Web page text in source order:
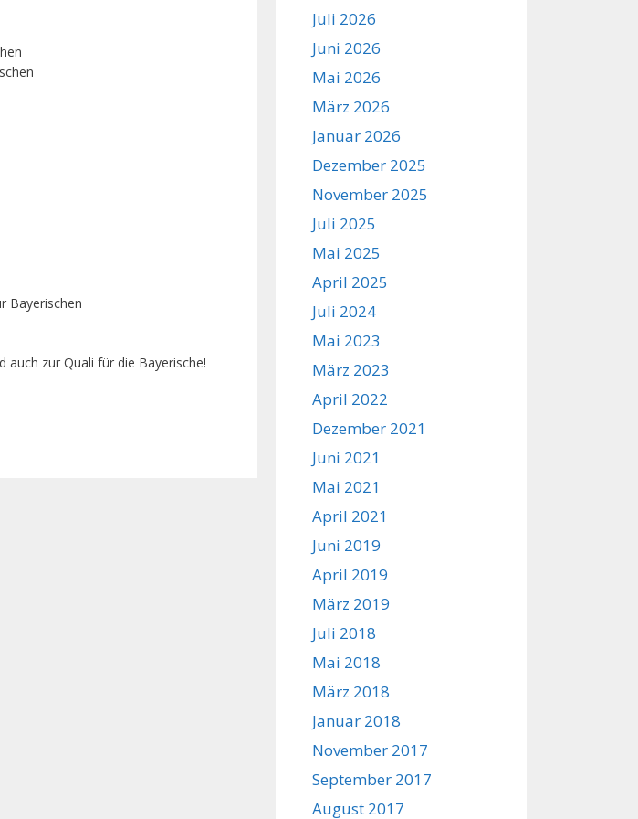
Bayerischen
auch zur Quali für die Bayerische!
Juli 2026
Juni 2026
Mai 2026
März 2026
Januar 2026
Dezember 2025
November 2025
Juli 2025
Mai 2025
April 2025
Juli 2024
Mai 2023
März 2023
April 2022
Dezember 2021
Juni 2021
Mai 2021
April 2021
Juni 2019
April 2019
März 2019
Juli 2018
Mai 2018
März 2018
Januar 2018
November 2017
September 2017
August 2017